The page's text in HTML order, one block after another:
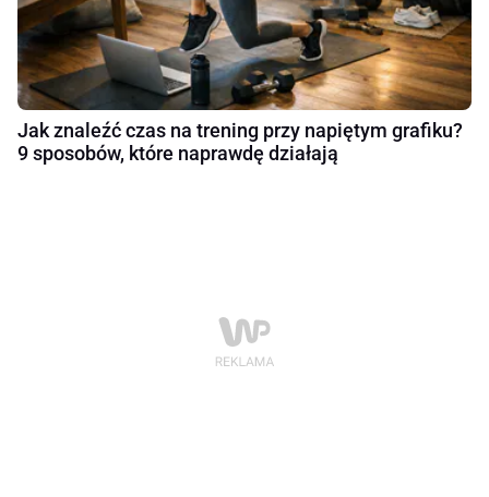
Jak znaleźć czas na trening przy napiętym grafiku?
9 sposobów, które naprawdę działają